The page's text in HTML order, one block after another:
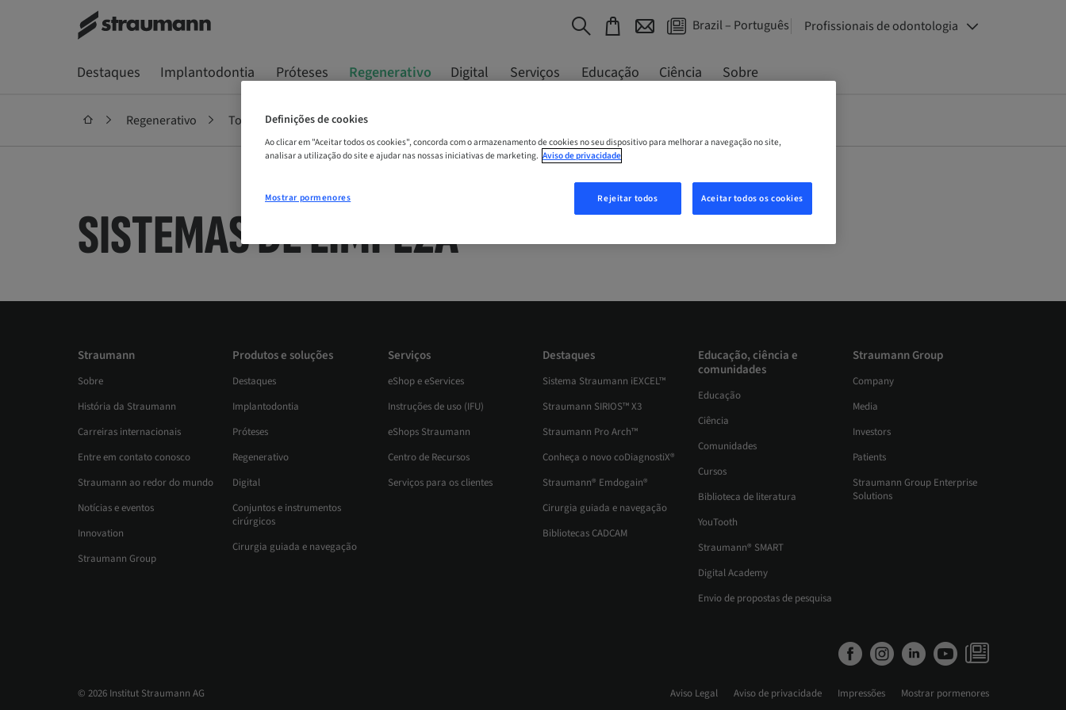
Brazil – Português Profissionais de odontologia
Destaques Implantodontia Próteses Regenerativo Digital Serviços Educação Ciência Sobre
Regenerativo Todos os produtos Sistemas de limpeza
SISTEMAS DELIMPEZA
Straumann
Sobre
História da Straumann
Carreiras internacionais
Entre em contato conosco
Straumann ao redor do mundo
Notícias e eventos
Innovation
Straumann Group
Produtos e soluções
Destaques
Implantodontia
Próteses
Regenerativo
Digital
Conjuntos e instrumentos
cirúrgicos
Cirurgia guiada e navegação
Serviços
eShop e eServices
Instruções de uso (IFU)
eShops Straumann
Centro de Recursos
Serviços para os clientes
Destaques
Sistema Straumann iEXCEL™
Straumann SIRIOS™ X3
Straumann Pro Arch™
Conheça o novo coDiagnostiX®
Straumann® Emdogain®
Cirurgia guiada e navegação
Bibliotecas CADCAM
Educação, ciência e
comunidades
Educação
Ciência
Comunidades
Cursos
Biblioteca de literatura
YouTooth
Straumann® SMART
Digital Academy
Envio de propostas de pesquisa
Straumann Group
Company
Media
Investors
Patients
Straumann Group Enterprise
Solutions
© 2026 Institut Straumann AG Aviso Legal Aviso de privacidade Impressões Mostrar pormenores
Definições de cookies
Ao clicar em "Aceitar todos os cookies", concorda com o armazenamento de cookies no seu dispositivo para melhorar a navegação no site,
analisar a utilização do site e ajudar nas nossas iniciativas de marketing. Aviso de privacidade
Rejeitar todos Aceitar todos os cookies
Mostrar pormenores